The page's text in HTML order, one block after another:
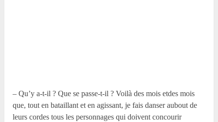
– Qu’y a-t-il ? Que se passe-t-il ? Voilà des mois etdes mois
que, tout en bataillant et en agissant, je fais danser aubout de
leurs cordes tous les personnages qui doivent concourir